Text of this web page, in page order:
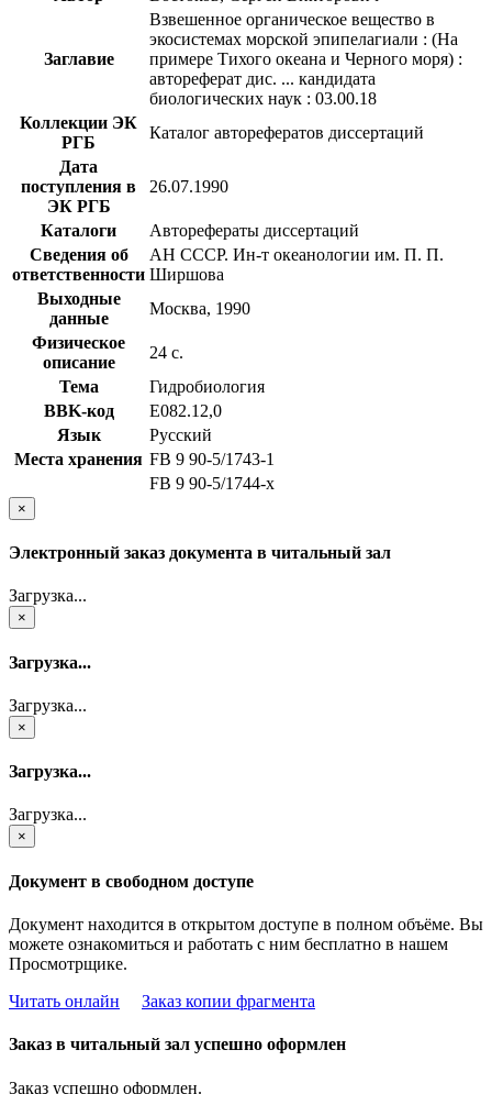
Заглавие
Взвешенное органическое вещество в
экосистемах морской эпипелагиали : (На
примере Тихого океана и Черного моря) :
автореферат дис. ... кандидата
биологических наук : 03.00.18
Коллекции ЭК
РГБ
Каталог авторефератов диссертаций
Дата
поступления в
ЭК РГБ
26.07.1990
Каталоги
Авторефераты диссертаций
Сведения об
ответственности
АН СССР. Ин-т океанологии им. П. П.
Ширшова
Выходные
данные
Москва, 1990
Физическое
описание
24 с.
Тема
Гидробиология
BBK-код
Е082.12,0
Язык
Русский
Места хранения FB 9 90-5/1743-1
FB 9 90-5/1744-x
×
Электронный заказ документа в читальный зал
Загрузка...
×
Загрузка...
Загрузка...
×
Загрузка...
Загрузка...
×
Документ в свободном доступе
Документ находится в открытом доступе в полном объёме. Вы
можете ознакомиться и работать с ним бесплатно в нашем
Просмотрщике.
Читать онлайн
Заказ копии фрагмента
Заказ в читальный зал успешно оформлен
Заказ успешно оформлен.